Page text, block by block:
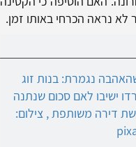
לא נראה הכרחי באותו זמן.